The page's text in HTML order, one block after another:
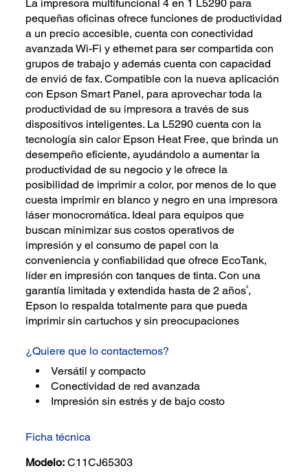
La impresora multifuncional 4 en 1 L5290 para
pequeñas oficinas ofrece funciones de productividad
a un precio accesible, cuenta con conectividad
avanzada Wi-Fi y ethernet para ser compartida con
grupos de trabajo y además cuenta con capacidad
de envió de fax. Compatible con la nueva aplicación
con Epson Smart Panel, para aprovechar toda la
productividad de su impresora a través de sus
dispositivos inteligentes. La L5290 cuenta con la
tecnología sin calor Epson Heat Free, que brinda un
desempeño eficiente, ayudándolo a aumentar la
productividad de su negocio y le ofrece la
posibilidad de imprimir a color, por menos de lo que
cuesta imprimir en blanco y negro en una impresora
láser monocromática. Ideal para equipos que
buscan minimizar sus costos operativos de
impresión y el consumo de papel con la
conveniencia y confiabilidad que ofrece EcoTank,
líder en impresión con tanques de tinta. Con una
garantía limitada y extendida hasta de 2 años6,
Epson lo respalda totalmente para que pueda
imprimir sin cartuchos y sin preocupaciones
¿Quiere que lo contactemos?
Versátil y compacto
Conectividad de red avanzada
Impresión sin estrés y de bajo costo
Ficha técnica
Modelo: C11CJ65303